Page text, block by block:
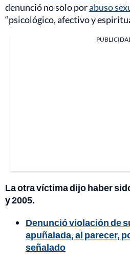
denunció no solo porabuso
“psicológico, afectivo y
La otra víctima dijo haber
y 2005.
Denunció violación de
apuñalada, al parecer,
señalado